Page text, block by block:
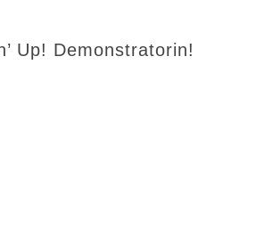
Up! Demonstratorin!